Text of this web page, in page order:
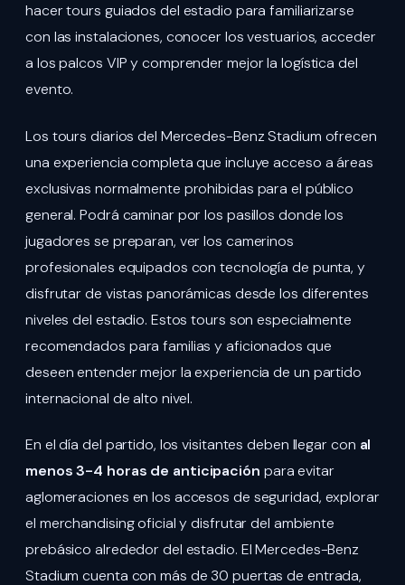
hacer tours guiados del estadio para familiarizarse
con las instalaciones, conocer los vestuarios, acceder
a los palcos VIP y comprender mejor la logística del
evento.
Los tours diarios del Mercedes-Benz Stadium ofrecen
una experiencia completa que incluye acceso a áreas
exclusivas normalmente prohibidas para el público
general. Podrá caminar por los pasillos donde los
jugadores se preparan, ver los camerinos
profesionales equipados con tecnología de punta, y
disfrutar de vistas panorámicas desde los diferentes
niveles del estadio. Estos tours son especialmente
recomendados para familias y aficionados que
deseen entender mejor la experiencia de un partido
internacional de alto nivel.
En el día del partido, los visitantes deben llegar con al
menos 3-4 horas de anticipación para evitar
aglomeraciones en los accesos de seguridad, explorar
el merchandising oficial y disfrutar del ambiente
prebásico alrededor del estadio. El Mercedes-Benz
Stadium cuenta con más de 30 puertas de entrada,